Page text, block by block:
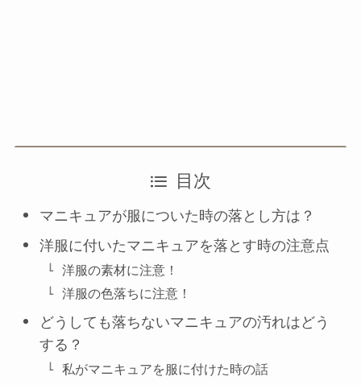
目次
マニキュアが服についた時の落とし方は？
洋服に付いたマニキュアを落とす時の注意点
洋服の素材に注意！
洋服の色落ちに注意！
どうしても落ちないマニキュアの汚れはどう
する？
私がマニキュアを服に付けた時の話